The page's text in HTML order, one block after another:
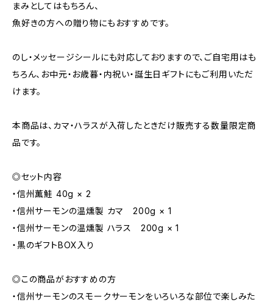
まみとしてはもちろん、
魚好きの方への贈り物にもおすすめです。
のし・メッセージシールにも対応しておりますので、ご自宅用はも
ちろん、お中元・お歳暮・内祝い・誕生日ギフトにもご利用いただ
けます。
本商品は、カマ・ハラスが入荷したときだけ販売する数量限定商
品です。
◎セット内容
・信州薫鮭 40g × 2
・信州サーモンの温燻製 カマ 200g × 1
・信州サーモンの温燻製 ハラス 200g × 1
・黒のギフトBOX入り
◎この商品がおすすめの方
・信州サーモンのスモークサーモンをいろいろな部位で楽しみた